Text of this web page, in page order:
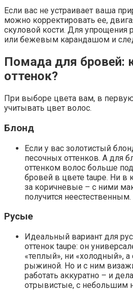
Если вас не устраивает ваша
можно корректировать ее,
скуловой кости. Для упрощения
или бежевым карандашом и
Помада для бровей:
оттенок?
При выборе цвета вам, в
учитывать цвет волос.
Блонд
Если у вас золотистый
песочных оттенков. А для
оттенком волос больше
бровей в цвете taupe. Ни в
за коричневые – с ними
получится неестественным.
Русые
Идеальный вариант для
оттенок taupe: он
«теплый», ни «холодный»,
рыжиной. Но и с ним
работать аккуратно – и
отрывистые, с небольшим